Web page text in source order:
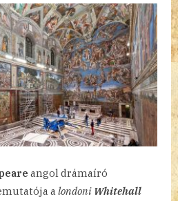
angol drámaíró
a londoni Whitehall